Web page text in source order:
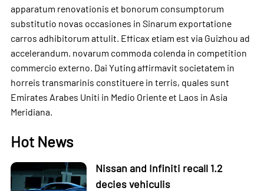
apparatum renovationis et bonorum consumptorum
substitutio novas occasiones in Sinarum exportatione
carros adhibitorum attulit. Efficax etiam est via Guizhou ad
accelerandum. novarum commoda colenda in competition
commercio externo. Dai Yuting affirmavit societatem in
horreis transmarinis constituere in terris, quales sunt
Emirates Arabes Uniti in Medio Oriente et Laos in Asia
Meridiana.
Hot News
Nissan and Infiniti recall 1.2
decies vehiculis